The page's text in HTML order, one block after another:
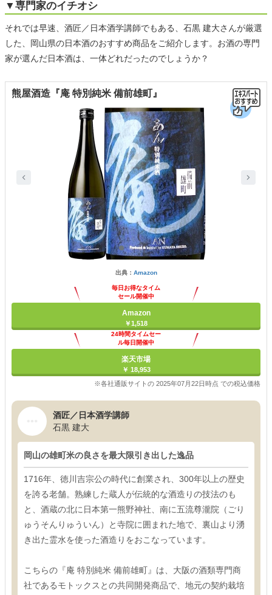
▼専門家のイチオシ
それでは早速、酒匠／日本酒学講師でもある、石黒 建大さんが厳選
した、岡山県の日本酒のおすすめ商品をご紹介します。お酒の専門
家が選んだ日本酒は、一体どれだったのでしょうか？
熊屋酒造『庵 特別純米 備前雄町』
出典： Amazon
毎日お得なタイム
セール開催中
Amazon
￥1,518
24時間タイムセー
ル毎日開催中
楽天市場
￥ 18,953
※各社通販サイトの 2025年07月22日時点 での税込価格
酒匠／日本酒学講師
石黒 建大
岡山の雄町米の良さを最大限引き出した逸品
1716年、徳川吉宗公の時代に創業され、300年以上の歴史
を誇る老舗。熟練した蔵人が伝統的な酒造りの技法のも
と、酒蔵の北に日本第一熊野神社、南に五流尊瀧院（ごり
ゅうそんりゅういん）と寺院に囲まれた地で、裏山より湧
き出た霊水を使った酒造りをおこなっています。
こちらの『庵 特別純米 備前雄町』は、大阪の酒類専門商
社であるモトックスとの共同開発商品で、地元の契約栽培